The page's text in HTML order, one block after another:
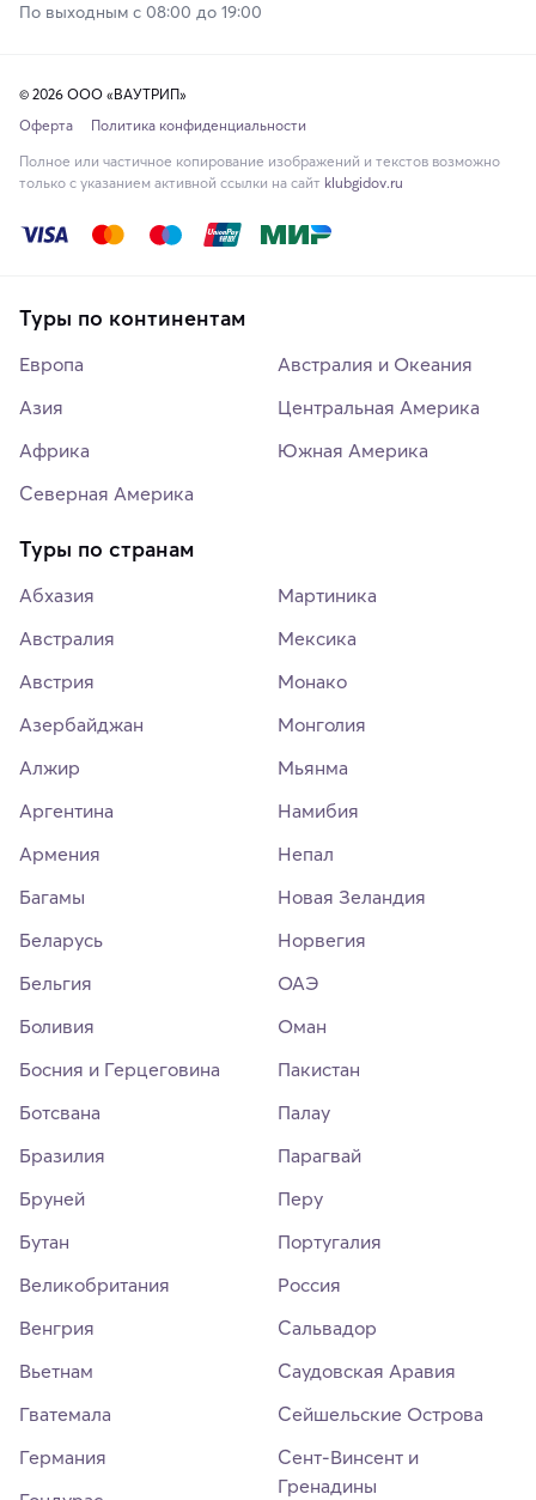
По выходным с 08:00 до 19:00
© 2026 ООО «ВАУТРИП»
Оферта
Политика конфиденциальности
Полное или частичное копирование изображений и текстов возможно
только с указанием активной ссылки на сайт klubgidov.ru
Туры по континентам
Европа
Азия
Африка
Северная Америка
Австралия и Океания
Центральная Америка
Южная Америка
Туры по странам
Абхазия
Австралия
Австрия
Азербайджан
Алжир
Аргентина
Армения
Багамы
Беларусь
Бельгия
Боливия
Босния и Герцеговина
Ботсвана
Бразилия
Бруней
Бутан
Великобритания
Венгрия
Вьетнам
Гватемала
Германия
Мартиника
Мексика
Монако
Монголия
Мьянма
Намибия
Непал
Новая Зеландия
Норвегия
ОАЭ
Оман
Пакистан
Палау
Парагвай
Перу
Португалия
Россия
Сальвадор
Саудовская Аравия
Сейшельские Острова
Сент-Винсент и
Гренадины